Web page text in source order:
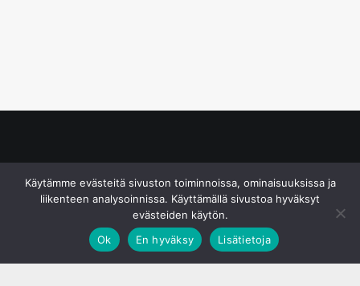
Käytämme evästeitä sivuston toiminnoissa, ominaisuuksissa ja
liikenteen analysoinnissa. Käyttämällä sivustoa hyväksyt
evästeiden käytön.
Ok
En hyväksy Lisätietoja